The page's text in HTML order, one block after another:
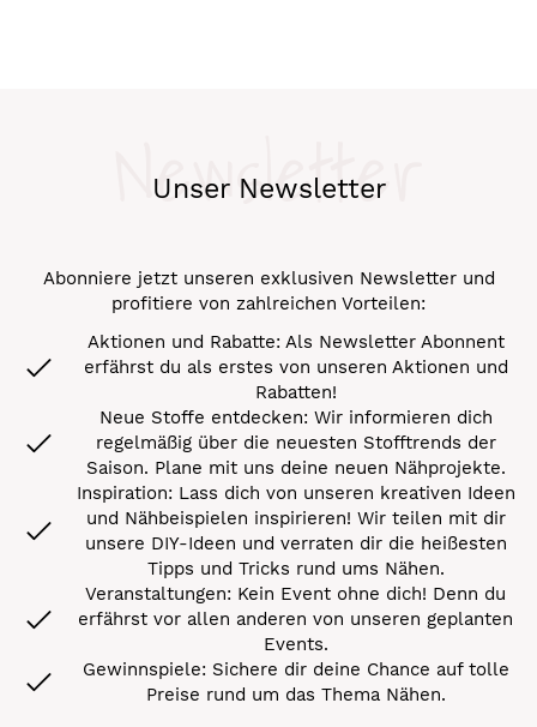
Unser Newsletter
Newsletter
Abonniere jetzt unseren exklusiven Newsletter und
profitiere von zahlreichen Vorteilen:
Aktionen und Rabatte: Als Newsletter Abonnent
erfährst du als erstes von unseren Aktionen und
Rabatten!
Neue Stoffe entdecken: Wir informieren dich
regelmäßig über die neuesten Stofftrends der
Saison. Plane mit uns deine neuen Nähprojekte.
Inspiration: Lass dich von unseren kreativen Ideen
und Nähbeispielen inspirieren! Wir teilen mit dir
unsere DIY-Ideen und verraten dir die heißesten
Tipps und Tricks rund ums Nähen.
Veranstaltungen: Kein Event ohne dich! Denn du
erfährst vor allen anderen von unseren geplanten
Events.
Gewinnspiele: Sichere dir deine Chance auf tolle
Preise rund um das Thema Nähen.